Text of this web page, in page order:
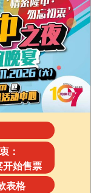
：
开始售票
表格